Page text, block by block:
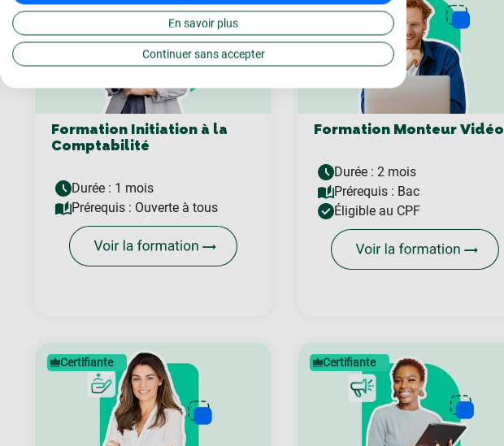
Formation Initiation à la
Comptabilité
Durée : 1 mois
Prérequis : Ouverte à tous
Formation Monteur Vidéo
Durée : 2 mois
Prérequis : Bac
Éligible au CPF
Certifiante Certifiante
En savoir plus
Continuer sans accepter